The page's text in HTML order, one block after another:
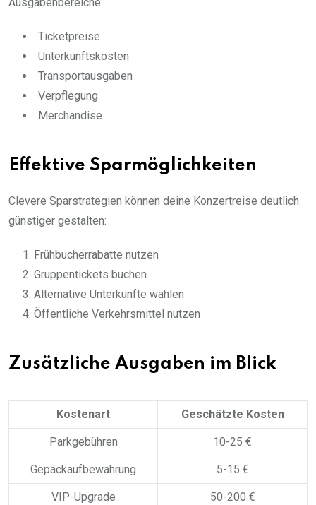
Ticketpreise
Unterkunftskosten
Transportausgaben
Verpflegung
Merchandise
Effektive Sparmöglichkeiten
Clevere Sparstrategien können deine Konzertreise deutlich
günstiger gestalten:
Frühbucherrabatte nutzen
Gruppentickets buchen
Alternative Unterkünfte wählen
Öffentliche Verkehrsmittel nutzen
Zusätzliche Ausgaben im Blick
Kostenart Geschätzte Kosten
Parkgebühren 10-25 €
Gepäckaufbewahrung 5-15 €
VIP-Upgrade 50-200 €